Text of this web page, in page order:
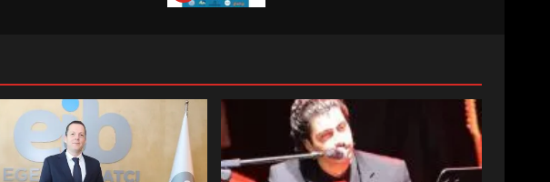
7
YÖNETİM NASIL ŞEKİLLENDİ?
AYVALIK SU MİRASI İÇİN